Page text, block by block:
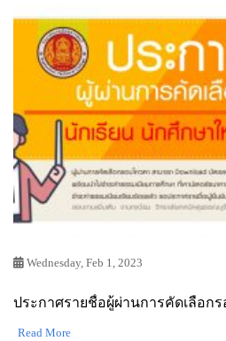
Wednesday, Feb 1, 2023
ประกาศรายชื่อผู้ผ่านการคัดเลือก
Read More